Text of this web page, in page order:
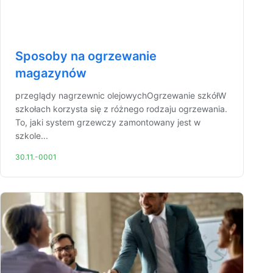
Sposoby na ogrzewanie
magazynów
przeglądy nagrzewnic olejowychOgrzewanie szkółW
szkołach korzysta się z różnego rodzaju ogrzewania.
To, jaki system grzewczy zamontowany jest w
szkole...
30.11.-0001